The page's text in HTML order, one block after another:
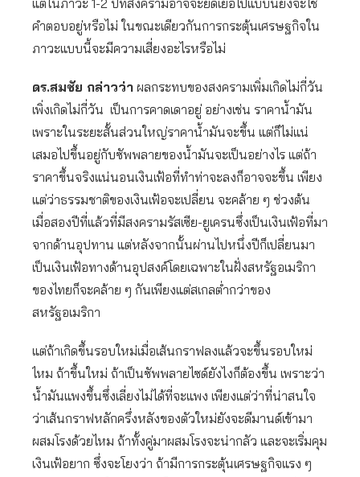
แต่ในภาวะ 1-2 ปีที่สงครามอาจจะยืดเยื้อไปแบบนี้ยังจะใช่
คำตอบอยู่หรือไม่ ในขณะเดียวกันการกระตุ้นเศรษฐกิจใน
ภาวะแบบนี้จะมีความเสี่ยงอะไรหรือไม่
ดร.สมชัย กล่าวว่า ผลกระทบของสงครามเพิ่มเกิดไม่กี่วัน
เพิ่งเกิดไม่กี่วัน เป็นการคาดเดาอยู่ อย่างเช่น ราคาน้ำมัน
เพราะในระยะสั้นส่วนใหญ่ราคาน้ำมันจะขึ้น แต่ก็ไม่แน่
เสมอไปขึ้นอยู่กับซัพพลายของน้ำมันจะเป็นอย่างไร แต่ถ้า
ราคาขึ้นจริงแน่นอนเงินเฟ้อที่ทำท่าจะลงก็อาจจะขึ้น เพียง
แต่ว่าธรรมชาติของเงินเฟ้อจะเปลี่ยน จะคล้าย ๆ ช่วงต้น
เมื่อสองปีที่แล้วที่มีสงครามรัสเซีย-ยูเครนซึ่งเป็นเงินเฟ้อที่มา
จากด้านอุปทาน แต่หลังจากนั้นผ่านไปหนึ่งปีก็เปลี่ยนมา
เป็นเงินเฟ้อทางด้านอุปสงค์โดยเฉพาะในฝั่งสหรัฐอเมริกา
ของไทยก็จะคล้าย ๆ กันเพียงแต่สเกลต่ำกว่าของ
สหรัฐอเมริกา
แต่ถ้าเกิดขึ้นรอบใหม่เมื่อเส้นกราฟลงแล้วจะขึ้นรอบใหม่
ไหม ถ้าขึ้นใหม่ ถ้าเป็นซัพพลายไซด์ยังไงก็ต้องขึ้น เพราะว่า
น้ำมันแพงขึ้นซึ่งเลี่ยงไม่ได้ที่จะแพง เพียงแต่ว่าที่น่าสนใจ
ว่าเส้นกราฟหลักครึ่งหลังของตัวใหม่ยังจะดีมานด์เข้ามา
ผสมโรงด้วยไหม ถ้าทั้งคู่มาผสมโรงจะน่ากลัว และจะเริ่มคุม
เงินเฟ้อยาก ซึ่งจะโยงว่า ถ้ามีการกระตุ้นเศรษฐกิจแรง ๆ